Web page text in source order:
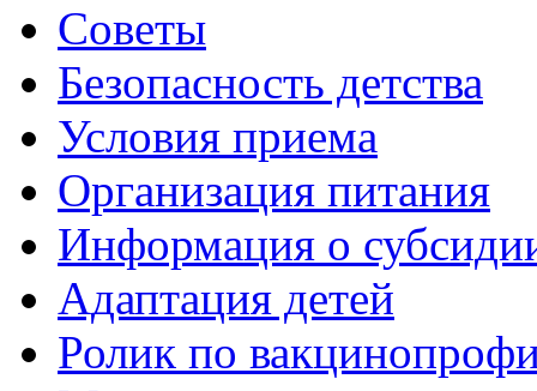
Советы
Безопасность детства
Условия приема
Организация питания
Информация о
Адаптация детей
Ролик по